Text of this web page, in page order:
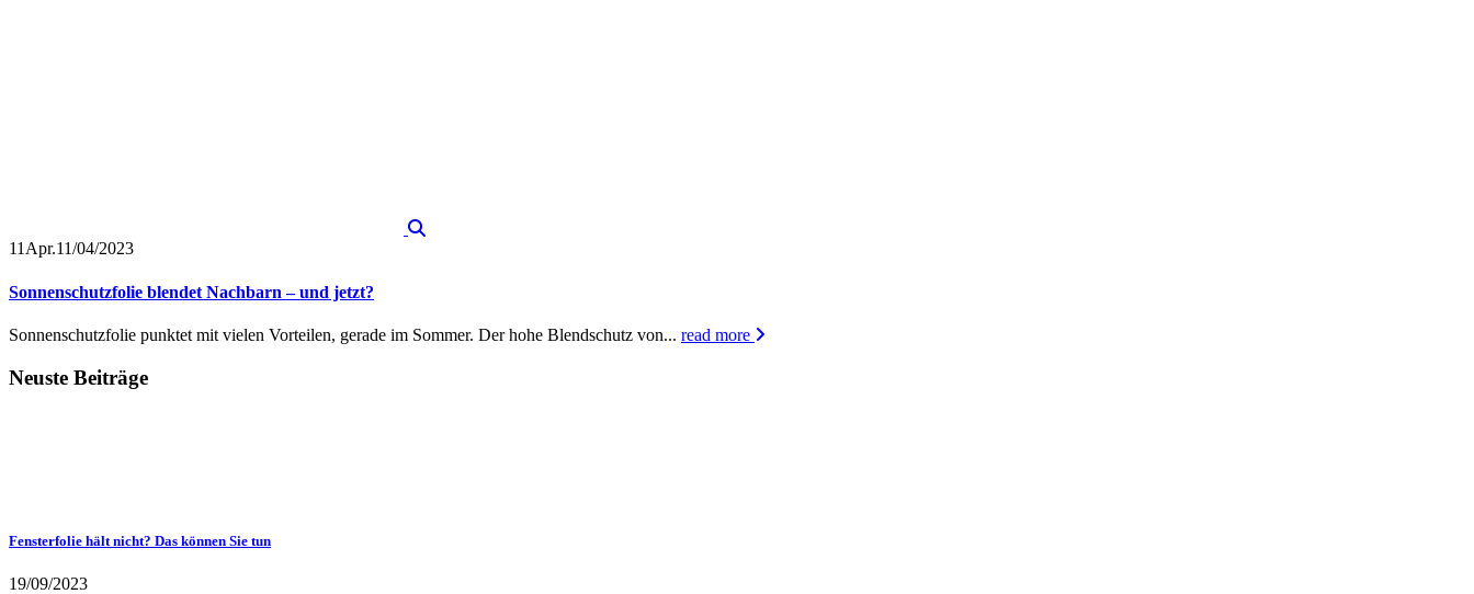
11Apr.11/04/2023
Sonnenschutzfolie blendet Nachbarn – und jetzt?
Sonnenschutzfolie punktet mit vielen Vorteilen, gerade im Sommer. Der hohe Blendschutz von... read more
Neuste Beiträge
Fensterfolie hält nicht? Das können Sie tun
19/09/2023